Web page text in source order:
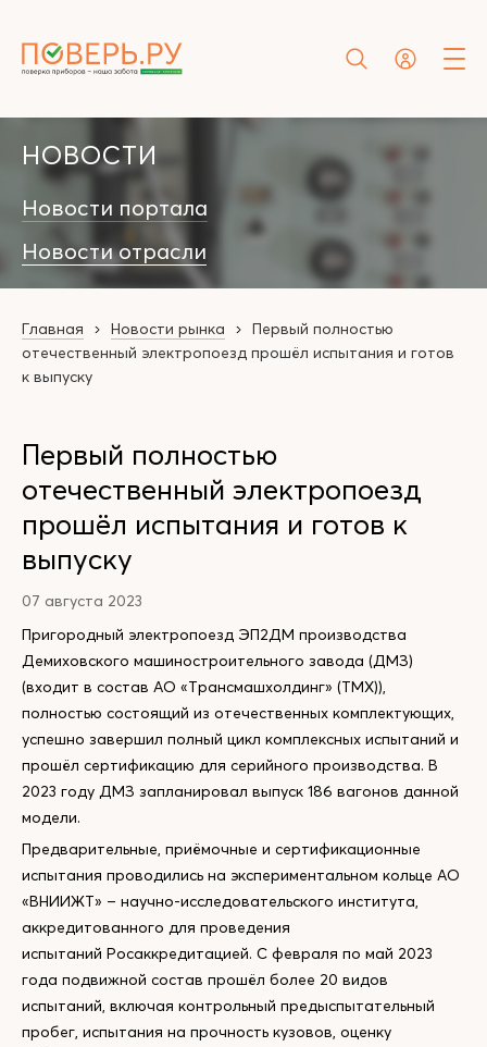
НОВОСТИ
Новости портала
Новости отрасли
Главная Новости рынка
Первый полностью
отечественный электропоезд прошёл испытания и готов
к выпуску
Первый полностью
отечественный электропоезд
прошёл испытания и готов к
выпуску
07 августа 2023
Пригородный электропоезд ЭП2ДМ производства
Демиховского машиностроительного завода (ДМЗ)
(входит в состав АО «Трансмашхолдинг» (ТМХ)),
полностью состоящий из отечественных комплектующих,
успешно завершил полный цикл комплексных испытаний и
прошёл сертификацию для серийного производства. В
2023 году ДМЗ запланировал выпуск 186 вагонов данной
модели.
Предварительные, приёмочные и сертификационные
испытания проводились на экспериментальном кольце АО
«ВНИИЖТ» – научно-исследовательского института,
аккредитованного для проведения
испытаний Росаккредитацией. С февраля по май 2023
года подвижной состав прошёл более 20 видов
испытаний, включая контрольный предыспытательный
пробег, испытания на прочность кузовов, оценку